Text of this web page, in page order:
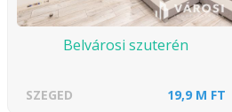
Belvárosi szuterén
SZEGED 19,9 M FT